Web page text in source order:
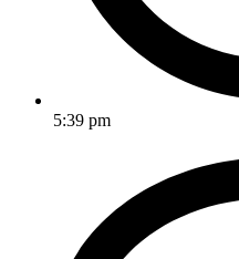
5:39 pm